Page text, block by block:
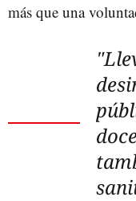
más que una